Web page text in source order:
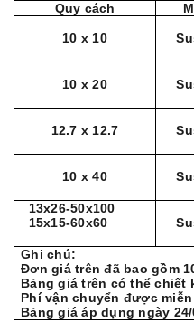
Quy cách
10 x 10
10 x 20
12.7 x 12.7
10 x 40
13x26-50x100
15x15-60x60
Ghi chú:
Đơn giá trên đã bao gồm
Bảng giá trên có thể chiết
Phí vận chuyển được
Bảng giá áp dụng ngày 24/